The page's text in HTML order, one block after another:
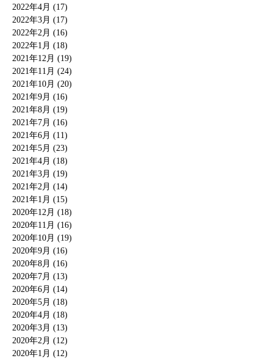
2022年4月 (17)
2022年3月 (17)
2022年2月 (16)
2022年1月 (18)
2021年12月 (19)
2021年11月 (24)
2021年10月 (20)
2021年9月 (16)
2021年8月 (19)
2021年7月 (16)
2021年6月 (11)
2021年5月 (23)
2021年4月 (18)
2021年3月 (19)
2021年2月 (14)
2021年1月 (15)
2020年12月 (18)
2020年11月 (16)
2020年10月 (19)
2020年9月 (16)
2020年8月 (16)
2020年7月 (13)
2020年6月 (14)
2020年5月 (18)
2020年4月 (18)
2020年3月 (13)
2020年2月 (12)
2020年1月 (12)